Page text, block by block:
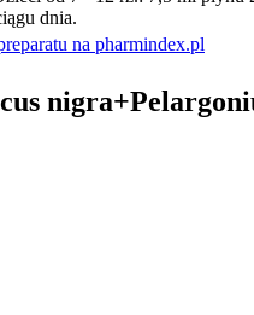
dnia.
na pharmindex.pl